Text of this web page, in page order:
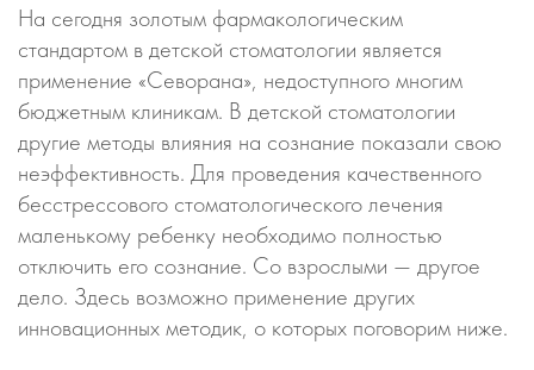
На сегодня золотым фармакологическим
стандартом в детской стоматологии является
применение «Севорана», недоступного многим
бюджетным клиникам. В детской стоматологии
другие методы влияния на сознание показали свою
неэффективность. Для проведения качественного
бесстрессового стоматологического лечения
маленькому ребенку необходимо полностью
отключить его сознание. Со взрослыми — другое
дело. Здесь возможно применение других
инновационных методик, о которых поговорим ниже.